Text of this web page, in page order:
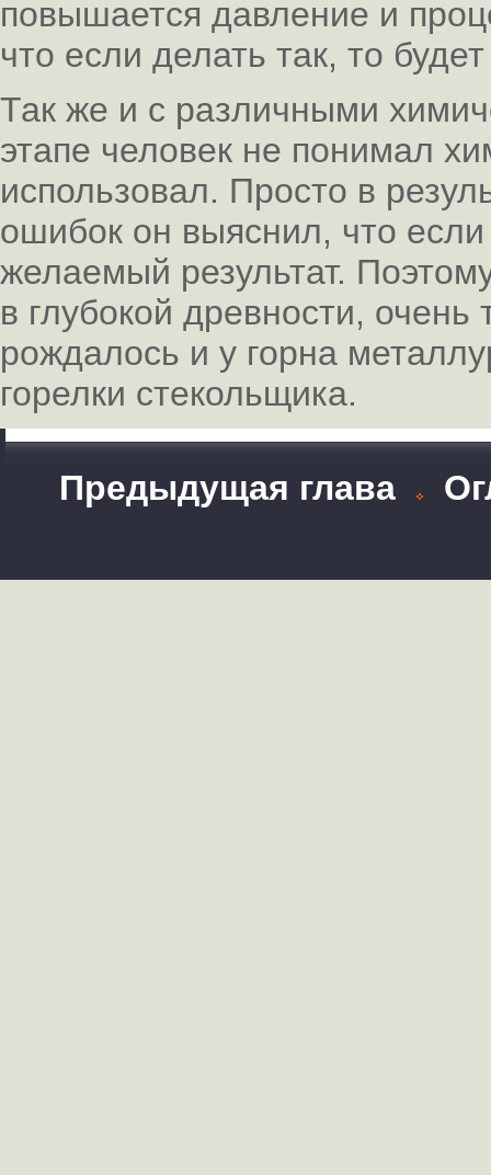
повышается давление и
что если делать так, то
Так же и с различными
этапе человек не понимал
использовал. Просто в
ошибок он выяснил, что
желаемый результат.
в глубокой древности,
рождалось и у горна
горелки стекольщика.
Предыдущая глава